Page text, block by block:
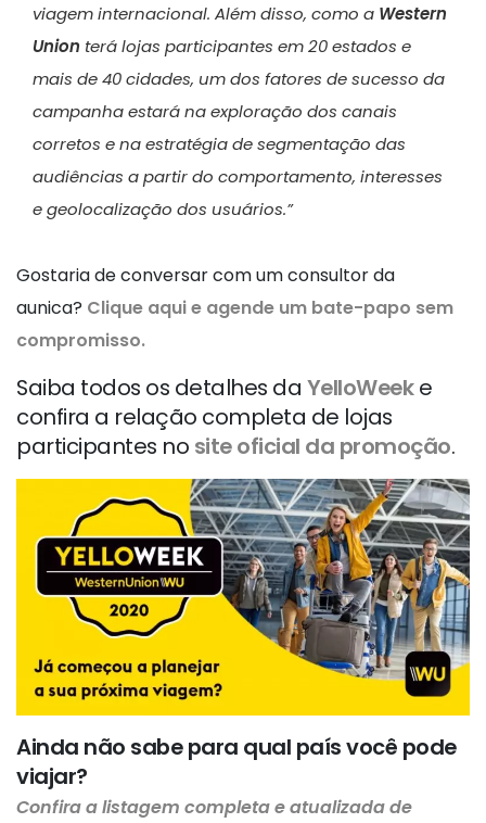
viagem internacional. Além disso, como a Western
Union terá lojas participantes em 20 estados e
mais de 40 cidades, um dos fatores de sucesso da
campanha estará na exploração dos canais
corretos e na estratégia de segmentação das
audiências a partir do comportamento, interesses
e geolocalização dos usuários.”
Gostaria de conversar com um consultor da
aunica? Clique aqui e agende um bate-papo sem
compromisso.
Saiba todos os detalhes da YelloWeeke
confira a relação completa de lojas
participantes no site oficial da promoção.
Ainda não sabe para qual país você pode
viajar?
Confira a listagem completa e atualizada de